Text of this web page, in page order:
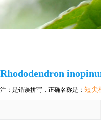
Rhododendron
注：是错误拼写，正确名称是： 短尖